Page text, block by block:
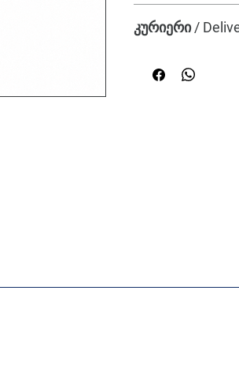
წყლის ბაზის ზომები:
ცარიელი წყლის
კურიერი /